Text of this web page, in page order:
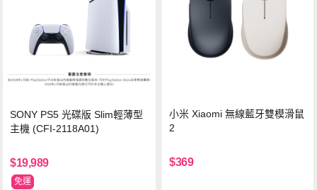
SONY PS5 光碟版 Slim輕薄型
主機 (CFI-2118A01)
$19,989
免運
小米 Xiaomi 無線藍牙雙模滑鼠
2
$369